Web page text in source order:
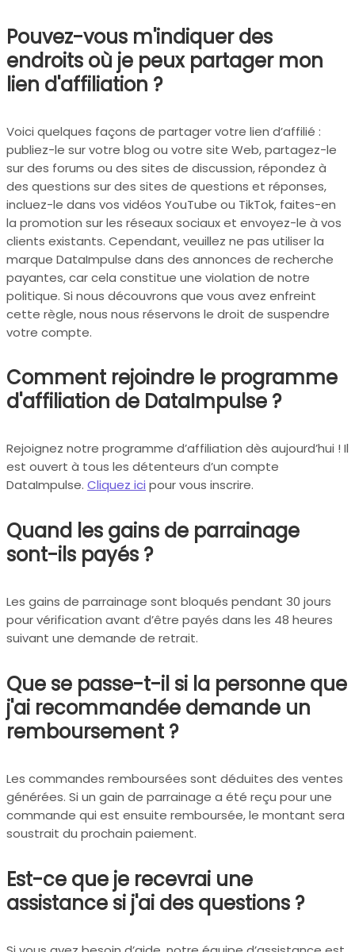
Pouvez-vous m'indiquer des
endroits où je peux partager mon
lien d'affiliation ?
Voici quelques façons de partager votre lien d’affilié :
publiez-le sur votre blog ou votre site Web, partagez-le
sur des forums ou des sites de discussion, répondez à
des questions sur des sites de questions et réponses,
incluez-le dans vos vidéos YouTube ou TikTok, faites-en
la promotion sur les réseaux sociaux et envoyez-le à vos
clients existants. Cependant, veuillez ne pas utiliser la
marque DataImpulse dans des annonces de recherche
payantes, car cela constitue une violation de notre
politique. Si nous découvrons que vous avez enfreint
cette règle, nous nous réservons le droit de suspendre
votre compte.
Comment rejoindre le programme
d'affiliation de DataImpulse ?
Rejoignez notre programme d’affiliation dès aujourd’hui ! Il
est ouvert à tous les détenteurs d’un compte
DataImpulse. Cliquez ici pour vous inscrire.
Quand les gains de parrainage
sont-ils payés ?
Les gains de parrainage sont bloqués pendant 30 jours
pour vérification avant d’être payés dans les 48 heures
suivant une demande de retrait.
Que se passe-t-il si la personne que
j'ai recommandée demande un
remboursement ?
Les commandes remboursées sont déduites des ventes
générées. Si un gain de parrainage a été reçu pour une
commande qui est ensuite remboursée, le montant sera
soustrait du prochain paiement.
Est-ce que je recevrai une
assistance si j'ai des questions ?